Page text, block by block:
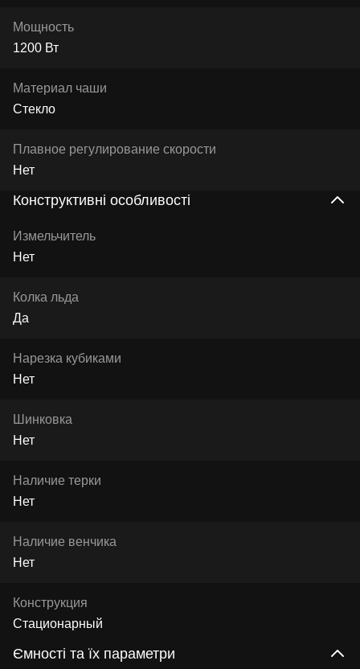
Мощность
1200 Вт
Материал чаши
Стекло
Плавное регулирование скорости
Нет
Конструктивні особливості
Измельчитель
Нет
Колка льда
Да
Нарезка кубиками
Нет
Шинковка
Нет
Наличие терки
Нет
Наличие венчика
Нет
Конструкция
Стационарный
Ємності та їх параметри